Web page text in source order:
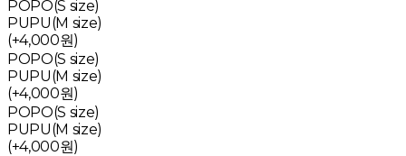
POPO(S size)
PUPU(M size)
(+4,000원)
POPO(S size)
PUPU(M size)
(+4,000원)
POPO(S size)
PUPU(M size)
(+4,000원)